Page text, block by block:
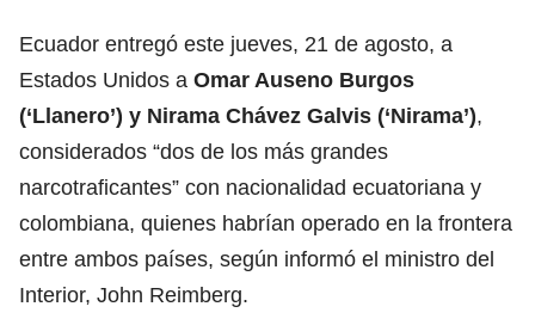
Ecuador entregó este jueves, 21 de agosto, a
Estados Unidos a Omar Auseno Burgos
(‘Llanero’) y Nirama Chávez Galvis (‘Nirama’),
considerados “dos de los más grandes
narcotraficantes” con nacionalidad ecuatoriana y
colombiana, quienes habrían operado en la frontera
entre ambos países, según informó el ministro del
Interior, John Reimberg.